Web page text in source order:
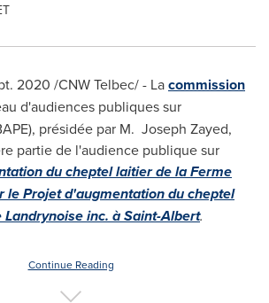
2020 /CNW Telbec/ - Lacommission
d'audiences publiques sur
présidée par M. Joseph Zayed,
partie de l'audience publique sur
du cheptel laitier de la Ferme
le Projet d'augmentation du cheptel
inc. àSaint-Albert.
Continue Reading